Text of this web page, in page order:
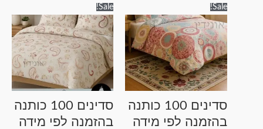
Sale!
סדינים 100 כותנה
בהזמנה לפי מידה
מחירים:
⁦₪35.00⁩
עד
⁦₪180.00⁩
זה
יש
מספר
סוגים.
ניתן
את
האפשרויות
Sale!
סדינים 100 כותנה
בהזמנה לפי מידה
מחירים:
⁦₪35.00⁩
עד
⁦₪180.00⁩
זה
יש
מספר
סוגים.
ניתן
את
האפשרויות